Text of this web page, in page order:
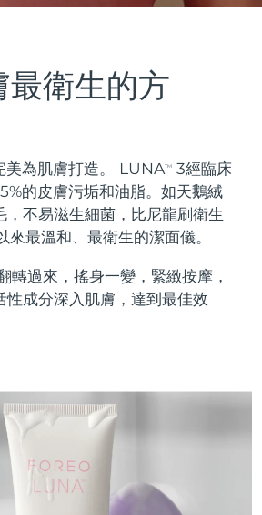
最衛生的方
美為肌膚打造。 LUNATM
3經臨床
的皮膚污垢和油脂。如天鵝絨
，不易滋生細菌，比尼龍刷衛生
來最溫和、最衛生的潔面儀。
轉過來，搖身一變，緊緻按摩，
性成分深入肌膚，達到最佳效
4 套裝
massage
4 Plus
LED heating
anti-aging massage
4 mini
skin, T-zone
2 套裝
toning
2 go
toning on-the-go
line smoothing device
拉護理
anti-aging skincare
3 套裝
infrared and red light therapy
3 mini
therapy device for young skin
4
4 plus
hybrid silicone sonic toothbrush
4 smile
silicone sonic toothbrush
101
anti-aging
LED 護理
201
NEW
預計送達日期
8/10/26
預計送達日期8/16/26
納 預計送達日期8/13/26
預計送達日期8/15/26
預計送達日期
預計送達日期